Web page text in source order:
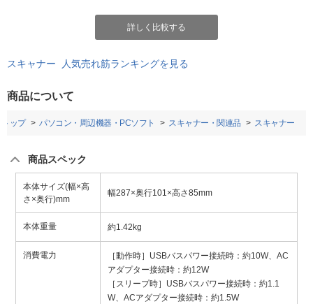
詳しく比較する
スキャナー 人気売れ筋ランキングを見る
商品について
トップ パソコン・周辺機器・PCソフト スキャナー・関連品 スキャナー
商品スペック
本体サイズ(幅×高
さ×奥行)mm
幅287×奥行101×高さ85mm
本体重量 約1.42kg
消費電力
［動作時］USBバスパワー接続時：約10W、AC
アダプター接続時：約12W
［スリープ時］USBバスパワー接続時：約1.1
W、ACアダプター接続時：約1.5W